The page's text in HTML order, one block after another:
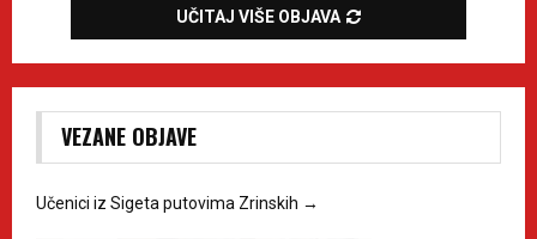
UČITAJ VIŠE OBJAVA
VEZANE OBJAVE
Učenici iz Sigeta putovima Zrinskih →